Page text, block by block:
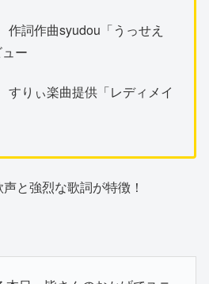
詞作曲syudou「うっせえ
ー
りぃ楽曲提供「レディメイ
と強烈な歌詞が特徴！